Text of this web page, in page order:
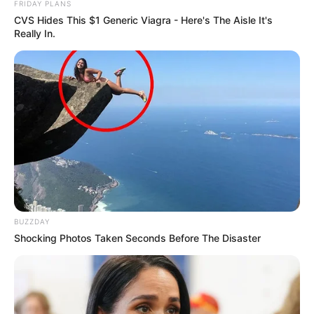
Auf einigen Seiten dieses Projektes sind Affiliate-
Angebote integriert. Wenn etwas darüber gebucht oder
gekauft wird, ist das eine Unterstützung, ohne dass sich
dadurch der Preis ändert.
FRIDAY PLANS
CVS Hides This $1 Generic Viagra - Here's The Aisle It's
Really In.
BUZZDAY
Shocking Photos Taken Seconds Before The Disaster